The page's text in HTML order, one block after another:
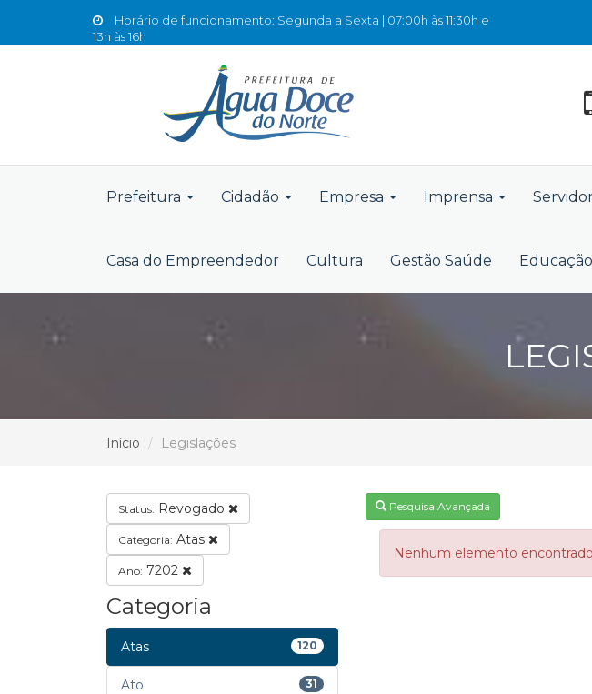
Horário de funcionamento: Segunda a Sexta | 07:00h às 11:30h e
13h às 16h
Prefeitura Cidadão Empresa Imprensa
Casa do Empreendedor Cultura Gestão Saúde Educação
Início Legislações
Status: Revogado
Categoria: Atas
Ano: 7202
Categoria
Atas 120
Ato 31
Pesquisa Avançada
Nenhum elemento